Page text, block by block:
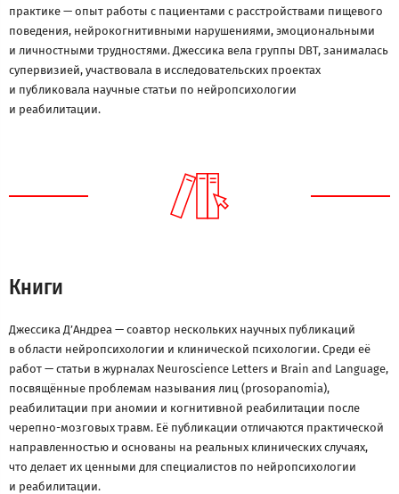
практике — опыт работы с пациентами с расстройствами пищевого
поведения, нейрокогнитивными нарушениями, эмоциональными
и личностными трудностями. Джессика вела группы DBT, занималась
супервизией, участвовала в исследовательских проектах
и публиковала научные статьи по нейропсихологии
и реабилитации.
Книги
Джессика Д’Андреа — соавтор нескольких научных публикаций
в области нейропсихологии и клинической психологии. Среди её
работ — статьи в журналах Neuroscience Letters и Brain and Language,
посвящённые проблемам называния лиц (prosopanomia),
реабилитации при аномии и когнитивной реабилитации после
черепно-мозговых травм. Её публикации отличаются практической
направленностью и основаны на реальных клинических случаях,
что делает их ценными для специалистов по нейропсихологии
и реабилитации.